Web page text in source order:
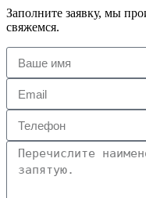
Заполните заявку, мы
свяжемся.